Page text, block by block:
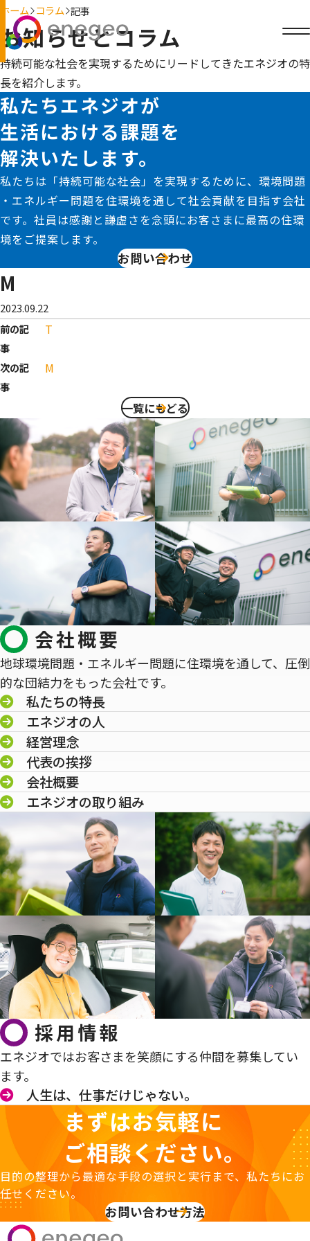
ホーム コラム 記事
お知らせとコラム
持続可能な社会を実現するためにリードしてきたエネジオの特
長を紹介します。
私たちエネジオが
生活における課題を
解決いたします。
私たちは「持続可能な社会」を実現するために、環境問題
・エネルギー問題を住環境を通して社会貢献を目指す会社
です。社員は感謝と謙虚さを念頭にお客さまに最高の住環
境をご提案します。
お問い合わせ
M
2023.09.22
前の記
事
T
次の記
事
M
一覧にもどる
会社概要
地球環境問題・エネルギー問題に住環境を通して、圧倒
的な団結力をもった会社です。
私たちの特長
エネジオの人
経営理念
代表の挨拶
会社概要
エネジオの取り組み
採用情報
エネジオではお客さまを笑顔にする仲間を募集してい
ます。
人生は、仕事だけじゃない。
まずはお気軽に
ご相談ください。
目的の整理から最適な手段の選択と実行まで、私たちにお
任せください。
お問い合わせ方法